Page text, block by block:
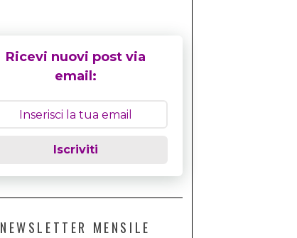
Ricevi nuovi post via
email:
Iscriviti
NEWSLETTER MENSILE